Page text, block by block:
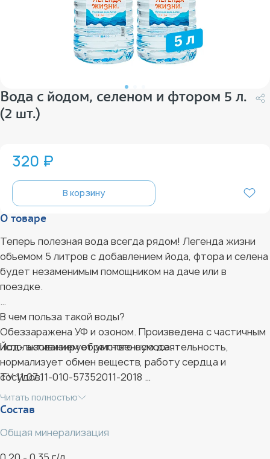
Вода с йодом, селеном и фтором 5 л.
(2 шт.)
О товаре
Теперь полезная вода всегда рядом! Легенда жизни
объемом 5 литров с добавлением йода, фтора и селена
будет незаменимым помощником на даче или в
поездке.
В чем польза такой воды?
Йод- активизирует умственную деятельность,
нормализует обмен веществ, работу сердца и
сосудов.
Фтор - предотвращает развитие кариеса и подавляет
актуально в раннем возрасте.
Обеззаражена УФ и озоном. Произведена с частичным
использованием обратного осмоса.
ТУ 11.07.11-010-57352011-2018
Хранить при температуре от 2 до 25 °C, избегая
Срок хранения после вскрытия упаковки (при закрытой
крышке) - не более 7 суток.
Читать полностью
Состав
Общая минерализация
320 ₽
В корзину